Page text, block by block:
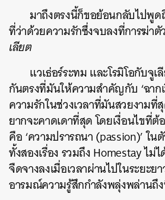
มาถึงตรงนี้ก็ขอย้อนกลับไปพูด
ที่ว่าด้วยความรักซึ่งจบลงที่การฆ่าตั
เลียต
แวเธ่อร์ระทม และโรมิโอกับจู
กันตรงที่มันให้ความสำคัญกับ ‘ฉาก
ความรักในช่วงเวลาที่มันสวยงาม
ยากจะคาดเดาที่สุด โดยเงื่อนไขที่
คือ ‘ความปรารถนา (passion)’ ใ
ทั้งสองเรื่อง รวมถึง Homestay ไม่
จืดจางลงเมื่อเวลาผ่านไปในระยะย
อารมณ์ความรู้สึกกำลังพลุ่งพล่านถึ